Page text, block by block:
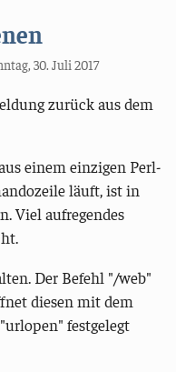
30. Juli 2017
zurück aus dem
einem einzigen Perl-
läuft, ist in
Viel aufregendes
Der Befehl "/web"
diesen mit dem
festgelegt